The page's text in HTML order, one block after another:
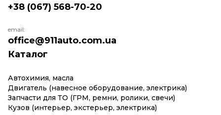
Каталог
Автохимия, масла
Двигатель (навесное оборудование, электрика)
Запчасти для ТО (ГРМ, ремни, ролики, свечи)
Кузов (интерьер, экстерьер, электрика)
+38 (067) 568-70-20
email:
office@911auto.com.ua